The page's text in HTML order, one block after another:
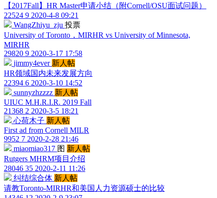
【2017Fall】HR Master申请小结（附Cornell/OSU面试问题）
22524 9 2020-4-8 09:21
WangZhiyu_zju 投票
University of Toronto，MIRHR vs University of Minnesota,
MIRHR
29820 9 2020-3-17 17:58
jimmy4ever 新人帖
HR领域国内未来发展方向
22394 6 2020-3-10 14:52
sunnyzhzzzz 新人帖
UIUC M.H.R.I.R. 2019 Fall
21368 2 2020-3-5 18:21
心荷木子 新人帖
First ad from Cornell MILR
9952 7 2020-2-28 21:46
miaomiao317 图 新人帖
Rutgers MHRM项目介绍
28046 35 2020-2-11 11:26
纠结综合体 新人帖
请教Toronto-MIRHR和美国人力资源硕士的比较